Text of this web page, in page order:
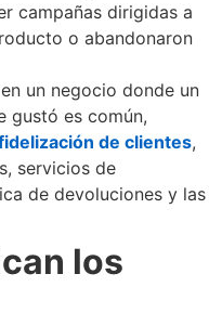
campañas dirigidas a
o abandonaron
un negocio donde un
gustó es común,
de clientes,
servicios de
de devoluciones y las
los